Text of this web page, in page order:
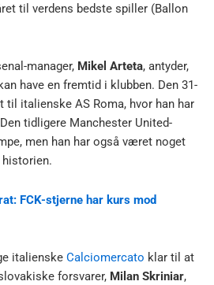
til verdens bedste spiller (Ballon
manager, Mikel Arteta, antyder,
kan have en fremtid i klubben. Den 31-
til italienske AS Roma, hvor han har
tidligere Manchester United-
men han har også været noget
historien.
FCK-stjerne har kurs mod
italienske Calciomercato klar til at
forsvarer, Milan Skriniar,